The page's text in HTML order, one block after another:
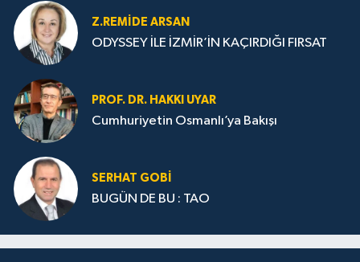
Z.REMIDE ARSAN
ODYSSEY İLE İZMİR’İN KAÇIRDIĞI FIRSAT
PROF. DR. HAKKI UYAR
Cumhuriyetin Osmanlı’ya Bakışı
SERHAT GOBİ
BUGÜN DE BU : TAO